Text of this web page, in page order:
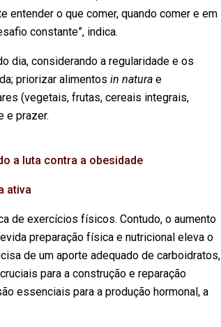
entender o que comer, quando comer e em
constante”, indica.
dia, considerando a regularidade e os
priorizar alimentos in natura e
(vegetais, frutas, cereais integrais,
e prazer.
a luta contra a obesidade
ativa
de exercícios físicos. Contudo, o aumento
preparação física e nutricional eleva o
de um aporte adequado de carboidratos,
para a construção e reparação
essenciais para a produção hormonal, a